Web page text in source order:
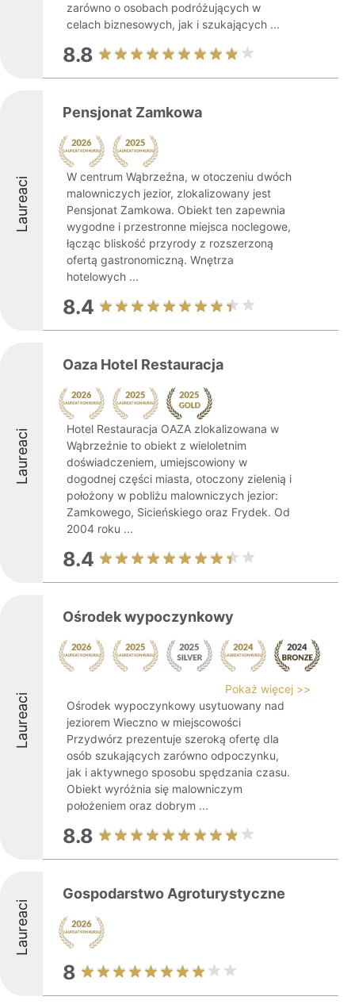
zarówno o osobach podróżujących w
celach biznesowych, jak i szukających ...
8.8
Laureaci
Pensjonat Zamkowa
W centrum Wąbrzeźna, w otoczeniu dwóch
malowniczych jezior, zlokalizowany jest
Pensjonat Zamkowa. Obiekt ten zapewnia
wygodne i przestronne miejsca noclegowe,
łącząc bliskość przyrody z rozszerzoną
ofertą gastronomiczną. Wnętrza
hotelowych ...
8.4
Laureaci
Oaza Hotel Restauracja
Hotel Restauracja OAZA zlokalizowana w
Wąbrzeźnie to obiekt z wieloletnim
doświadczeniem, umiejscowiony w
dogodnej części miasta, otoczony zielenią i
położony w pobliżu malowniczych jezior:
Zamkowego, Sicieńskiego oraz Frydek. Od
2004 roku ...
8.4
Laureaci
Ośrodek wypoczynkowy
Pokaż więcej >>
Ośrodek wypoczynkowy usytuowany nad
jeziorem Wieczno w miejscowości
Przydwórz prezentuje szeroką ofertę dla
osób szukających zarówno odpoczynku,
jak i aktywnego sposobu spędzania czasu.
Obiekt wyróżnia się malowniczym
położeniem oraz dobrym ...
8.8
Laureaci
Gospodarstwo Agroturystyczne
8